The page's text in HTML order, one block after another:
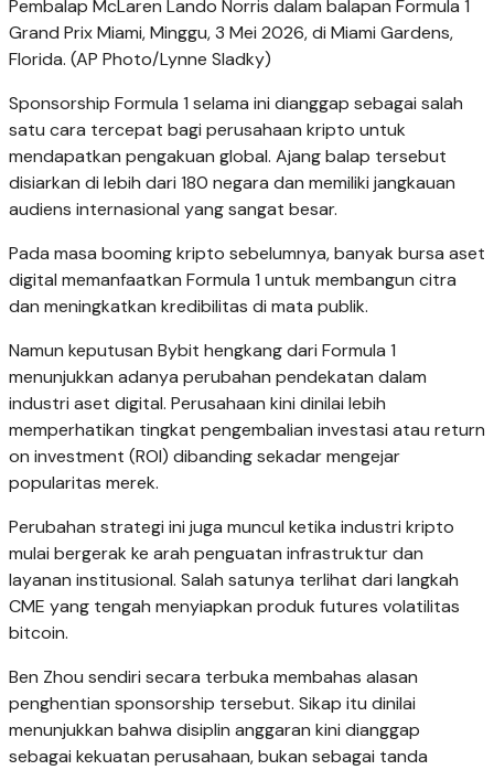
Pembalap McLaren Lando Norris dalam balapan Formula 1
Grand Prix Miami, Minggu, 3 Mei 2026, di Miami Gardens,
Florida. (AP Photo/Lynne Sladky)
Sponsorship Formula 1 selama ini dianggap sebagai salah
satu cara tercepat bagi perusahaan kripto untuk
mendapatkan pengakuan global. Ajang balap tersebut
disiarkan di lebih dari 180 negara dan memiliki jangkauan
audiens internasional yang sangat besar.
Pada masa booming kripto sebelumnya, banyak bursa aset
digital memanfaatkan Formula 1 untuk membangun citra
dan meningkatkan kredibilitas di mata publik.
Namun keputusan Bybit hengkang dari Formula 1
menunjukkan adanya perubahan pendekatan dalam
industri aset digital. Perusahaan kini dinilai lebih
memperhatikan tingkat pengembalian investasi atau return
on investment (ROI) dibanding sekadar mengejar
popularitas merek.
Perubahan strategi ini juga muncul ketika industri kripto
mulai bergerak ke arah penguatan infrastruktur dan
layanan institusional. Salah satunya terlihat dari langkah
CME yang tengah menyiapkan produk futures volatilitas
bitcoin.
Ben Zhou sendiri secara terbuka membahas alasan
penghentian sponsorship tersebut. Sikap itu dinilai
menunjukkan bahwa disiplin anggaran kini dianggap
sebagai kekuatan perusahaan, bukan sebagai tanda